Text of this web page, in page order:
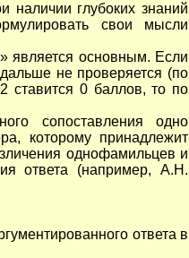
наличии глубоких знаний
свои мысли
является основным. Если
не проверяется (по
ставится 0 баллов, то по
сопоставления одно
которому принадлежит
однофамильцев и
ответа (например, А.Н.
ответа в